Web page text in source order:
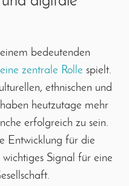
bedeutenden
zentrale Rolle spielt.
ethnischen und
heutzutage mehr
erfolgreich zu sein.
Entwicklung für die
Signal für eine